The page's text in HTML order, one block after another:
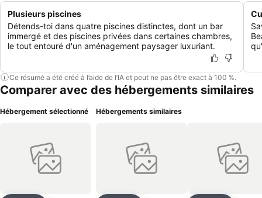
Plusieurs piscines
Détends-toi dans quatre piscines distinctes, dont un bar
immergé et des piscines privées dans certaines chambres,
le tout entouré d'un aménagement paysager luxuriant.
Ce résumé a été créé à l’aide de l’IA et peut ne pas être exact à 100 %.
Comparer avec des hébergements similaires
Hébergement sélectionné Hébergements similaires